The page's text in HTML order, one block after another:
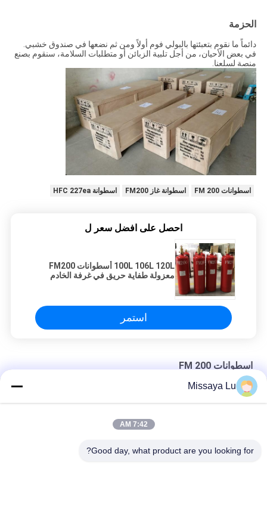
الحزمة
دائماً ما نقوم بتعبئتها بالبولي فوم أولاً ومن ثم نضعها في صندوق خشبي.
في بعض الأحيان، من أجل تلبية الزبائن أو متطلبات السلامة، سنقوم بصنع
منصة لسلعنا.
اسطوانات FM 200 اسطوانة غاز FM200 اسطوانة HFC 227ea
احصل على افضل سعر ل
100L 106L 120L أسطوانات FM200
معزولة طفاية حريق في غرفة الخادم
استمر
اسطوانات FM 200
نظام طفاية حريق غرفة الخادم FM 200 اسطوانات ضياء داخلي 300 مم
Missaya Lu
7:42 AM
Good day, what product are you looking for?